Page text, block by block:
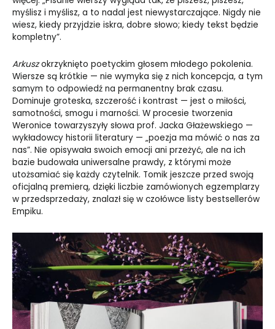
myślisz i myślisz, a to nadal jest niewystarczające. Nigdy nie
wiesz, kiedy przyjdzie iskra, dobre słowo; kiedy tekst będzie
kompletny”.
Arkuszokrzyknięto poetyckim głosem młodego pokolenia.
Wiersze są krótkie — nie wymyka się z nich koncepcja, a tym
samym to odpowiedź na permanentny brak czasu.
Dominuje groteska, szczerość i kontrast — jest o miłości,
samotności, smogu i marności. W procesie tworzenia
Weronice towarzyszyły słowa prof. Jacka Głażewskiego —
wykładowcy historii literatury — „poezja ma mówić o nas za
nas”. Nie opisywała swoich emocji ani przeżyć, ale na ich
bazie budowała uniwersalne prawdy, z którymi może
utożsamiać się każdy czytelnik. Tomik jeszcze przed swoją
oficjalną premierą, dzięki liczbie zamówionych egzemplarzy
w przedsprzedaży, znalazł się w czołówce listy bestsellerów
Empiku.